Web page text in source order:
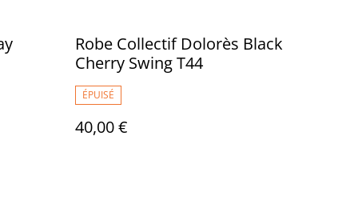
Robe Collectif Dolorès Black
Cherry Swing T44
ÉPUISÉ
40,00 €